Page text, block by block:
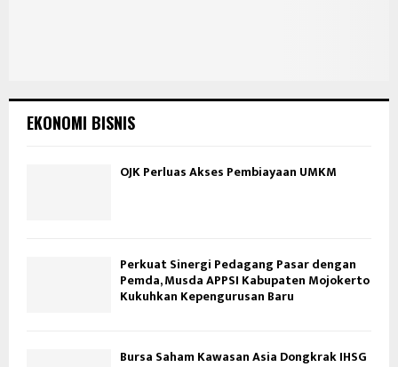
EKONOMI BISNIS
OJK Perluas Akses Pembiayaan UMKM
Perkuat Sinergi Pedagang Pasar dengan
Pemda, Musda APPSI Kabupaten Mojokerto
Kukuhkan Kepengurusan Baru
Bursa Saham Kawasan Asia Dongkrak IHSG